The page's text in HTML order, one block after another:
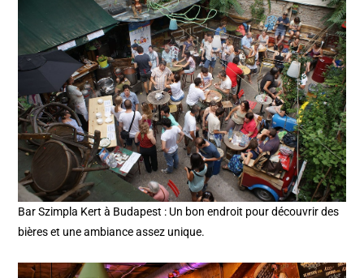
Bar Szimpla Kert à Budapest : Un bon endroit pour découvrir des
bières et une ambiance assez unique.